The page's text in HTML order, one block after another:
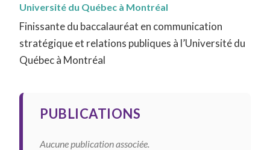
Université du Québec à Montréal
Finissante du baccalauréat en communication
stratégique et relations publiques à l’Université du
Québec à Montréal
PUBLICATIONS
Aucune publication associée.